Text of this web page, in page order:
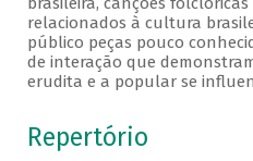
relacionados à cultura
público peças pouco
de interação que
erudita e a popular se
Repertório